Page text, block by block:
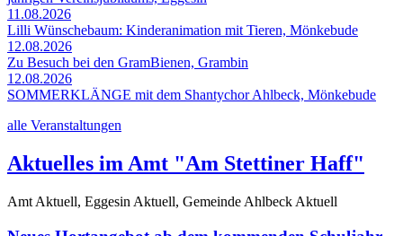
11.08.2026
Lilli Wünschebaum: Kinderanimation mit Tieren, Mönkebude
12.08.2026
Zu Besuch bei den GramBienen, Grambin
12.08.2026
SOMMERKLÄNGE mit dem Shantychor Ahlbeck, Mönkebude
alle Veranstaltungen
Aktuelles im Amt "Am Stettiner Haff"
Amt Aktuell, Eggesin Aktuell, Gemeinde Ahlbeck Aktuell